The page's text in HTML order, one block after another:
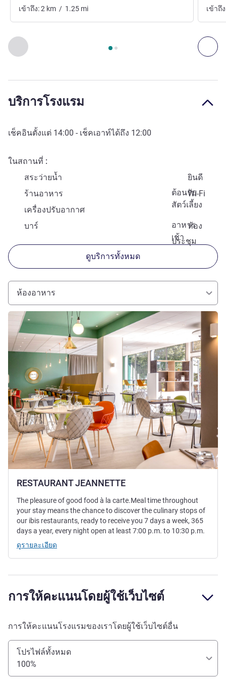
ก่อนหน้า - การเข้าถึงและระบบขนส่ง ถั
หน้า1 , การเข้าถึงและระบบขนส่ง 1 :, การเข้าถึงและระ
เข้าถึง:2 km / 1.25 mi เข้าถึ
บริการโรงแรม
เช็คอินตั้งแต่ 14:00 - เช็คเอาท์ได้ถึง 12:00
ในสถานที่
สระว่ายน้ำ
ยินดี
ต้อนรับ
สัตว์เลี้ยง
ร้านอาหาร
Wi-Fi
เครื่องปรับอากาศ
อาหาร
เช้า
บาร์
ห้อง
ประชุม
ดูบริการทั้งหมด
ห้องอาหาร
RESTAURANT JEANNETTE
ดูรายละเอียด
The pleasure of good food à la carte.Meal time throughout
your stay means the chance to discover the culinary stops of
our ibis restaurants, ready to receive you 7 days a week, 365
days a year, every night open at least 7:00 p.m. to 10:30 p.m.
ดูรายละเอียด
การให้คะแนนโดยผู้ใช้เว็บไซต์
การให้คะแนนโรงแรมของเราโดยผู้ใช้เว็บไซต์อื่น
โปรไฟล์ทั้งหมด
100%